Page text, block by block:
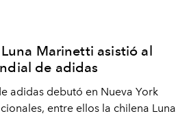
Marinetti asistió al
de adidas
adidas debutó en Nueva York
entre ellos la chilena Luna